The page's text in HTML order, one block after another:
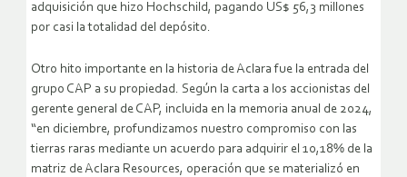
adquisición que hizo Hochschild, pagando US$ 56,3 millones
por casi la totalidad del depósito.
Otro hito importante en la historia de Aclara fue la entrada del
grupo CAP a su propiedad. Según la carta a los accionistas del
gerente general de CAP, incluida en la memoria anual de 2024,
“en diciembre, profundizamos nuestro compromiso con las
tierras raras mediante un acuerdo para adquirir el 10,18% de la
matriz de Aclara Resources, operación que se materializó en